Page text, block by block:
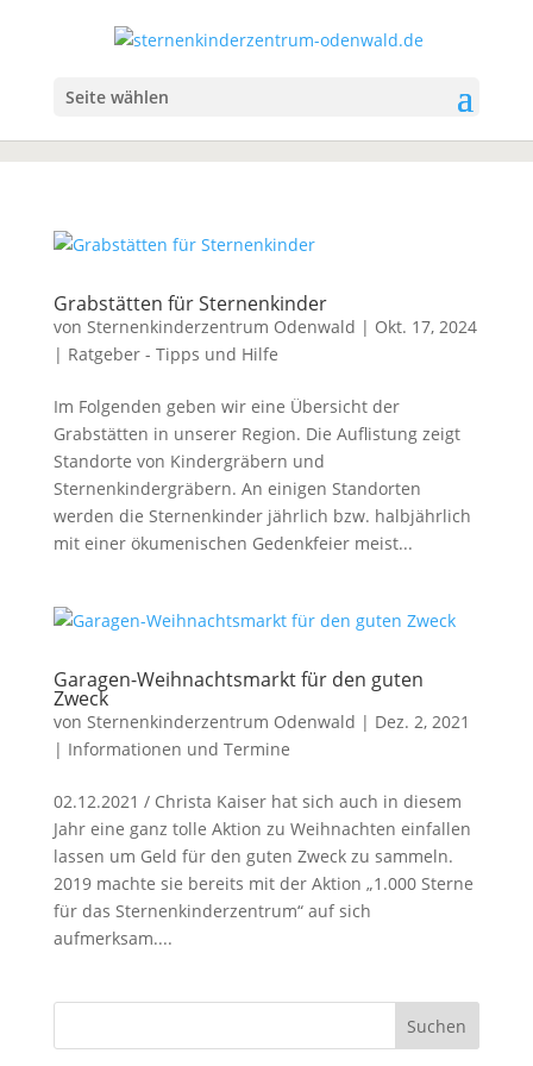
Seite wählen
Grabstätten für Sternenkinder
von Sternenkinderzentrum Odenwald | Okt. 17, 2024
| Ratgeber - Tipps und Hilfe
Im Folgenden geben wir eine Übersicht der
Grabstätten in unserer Region. Die Auflistung zeigt
Standorte von Kindergräbern und
Sternenkindergräbern. An einigen Standorten
werden die Sternenkinder jährlich bzw. halbjährlich
mit einer ökumenischen Gedenkfeier meist...
Garagen-Weihnachtsmarkt für den guten
Zweck
von Sternenkinderzentrum Odenwald | Dez. 2, 2021
| Informationen und Termine
02.12.2021 / Christa Kaiser hat sich auch in diesem
Jahr eine ganz tolle Aktion zu Weihnachten einfallen
lassen um Geld für den guten Zweck zu sammeln.
2019 machte sie bereits mit der Aktion „1.000 Sterne
für das Sternenkinderzentrum“ auf sich
aufmerksam....